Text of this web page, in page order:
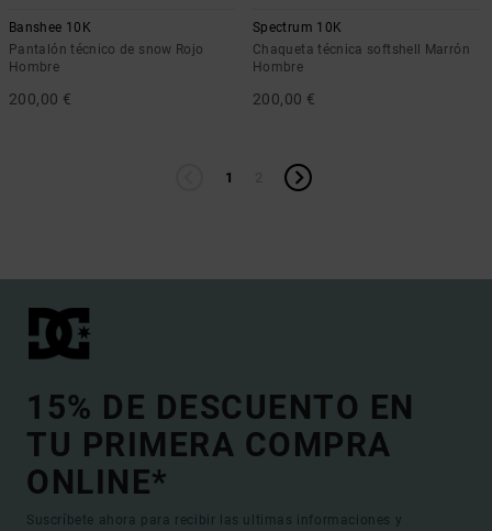
Banshee 10K
Pantalón técnico de snow Rojo
Hombre
200,00 €
Spectrum 10K
Chaqueta técnica softshell Marrón
Hombre
200,00 €
1
15% DE DESCUENTO EN
TU PRIMERA COMPRA
ONLINE*
Suscríbete ahora para recibir las ultimas informaciones y